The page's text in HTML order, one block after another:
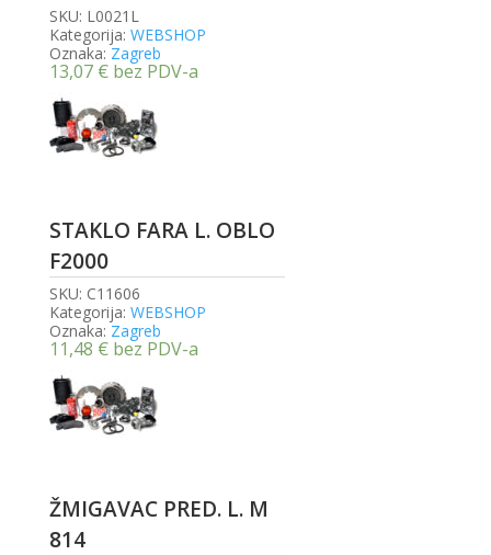
SKU: L0021L
Kategorija: WEBSHOP
Oznaka: Zagreb
13,07 € bez PDV-a
STAKLO FARA L. OBLO
F2000
SKU: C11606
Kategorija: WEBSHOP
Oznaka: Zagreb
11,48 € bez PDV-a
ŽMIGAVAC PRED. L. M
814